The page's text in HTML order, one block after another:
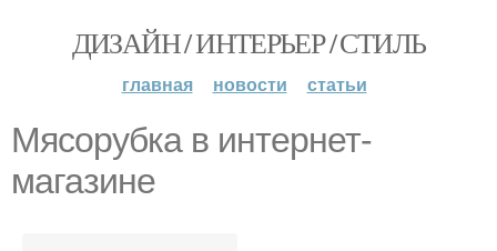
ДИЗАЙН / ИНТЕРЬЕР / СТИЛЬ
главная новости статьи
Мясорубка в интернет-
магазине